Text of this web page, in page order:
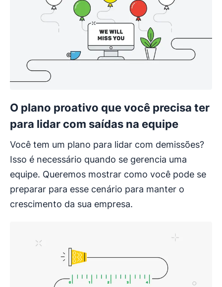
O plano proativo que você precisa ter
para lidar com saídas na equipe
Você tem um plano para lidar com demissões?
Isso é necessário quando se gerencia uma
equipe. Queremos mostrar como você pode se
preparar para esse cenário para manter o
crescimento da sua empresa.